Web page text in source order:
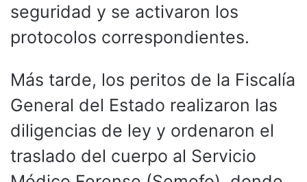
seguridad y se activaron los
protocolos correspondientes.
Más tarde, los peritos de la Fiscalía
General del Estado realizaron las
diligencias de ley y ordenaron el
traslado del cuerpo al Servicio